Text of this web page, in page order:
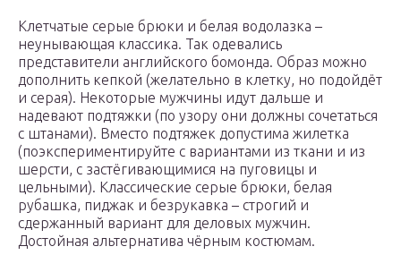
Клетчатые серые брюки и белая водолазка –
неунывающая классика. Так одевались
представители английского бомонда. Образ можно
дополнить кепкой (желательно в клетку, но подойдёт
и серая). Некоторые мужчины идут дальше и
надевают подтяжки (по узору они должны сочетаться
с штанами). Вместо подтяжек допустима жилетка
(поэкспериментируйте с вариантами из ткани и из
шерсти, с застёгивающимися на пуговицы и
цельными). Классические серые брюки, белая
рубашка, пиджак и безрукавка – строгий и
сдержанный вариант для деловых мужчин.
Достойная альтернатива чёрным костюмам.